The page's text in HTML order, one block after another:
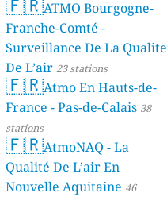
🇫🇷ATMO Bourgogne-
Franche-Comté -
Surveillance De La Qualite
De L’air 23 stations
🇫🇷Atmo En Hauts-de-
France - Pas-de-Calais 38
stations
🇫🇷AtmoNAQ - La
Qualité De L’air En
Nouvelle Aquitaine 46